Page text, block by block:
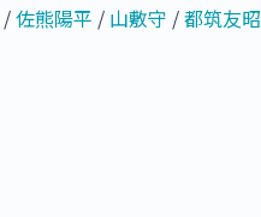
/佐熊陽平 / 山敷守 /都筑友昭